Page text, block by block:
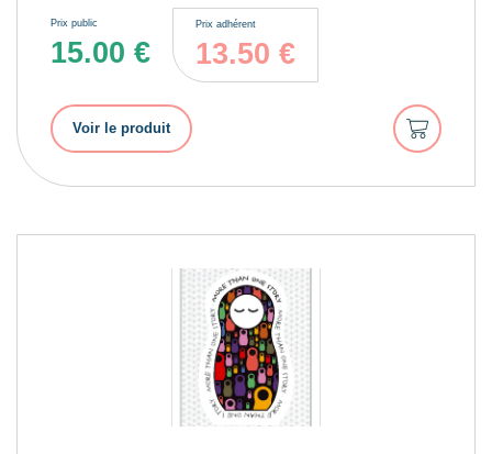
Prix public
15.00 €
Prix adhérent
13.50 €
Voir le produit
Ajouter
au
panier